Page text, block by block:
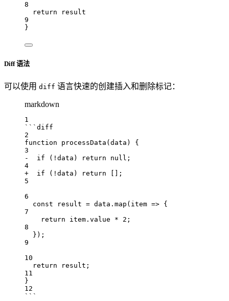
8
return
result
9
}
Diff 语法
可以使用 diff 语言快速的创建插入和删除标记：
markdown
1
```diff
2
function processData(data) {
3
-  if (!data) return null;
4
+  if (!data) return [];
5
6
const result = data.map(item => {
7
return item.value * 2;
8
});
9
10
return result;
11
}
12
```